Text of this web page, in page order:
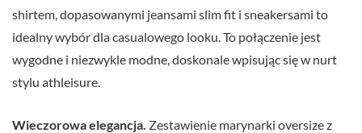
shirtem, dopasowanymi jeansami slim fit i sneakersami to
idealny wybór dla casualowego looku. To połączenie jest
wygodne i niezwykle modne, doskonale wpisując się w nurt
stylu athleisure.
Wieczorowa elegancja. Zestawienie marynarki oversize z